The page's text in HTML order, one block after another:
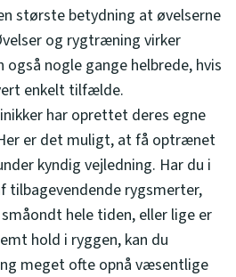
største betydning at øvelserne
og rygtræning virker
nogle gange helbrede, hvis
enkelt tilfælde.
har oprettet deres egne
er det muligt, at få optrænet
kyndig vejledning. Har du i
tilbagevendende rygsmerter,
hele tiden, eller lige er
hold i ryggen, kan du
meget ofte opnå væsentlige